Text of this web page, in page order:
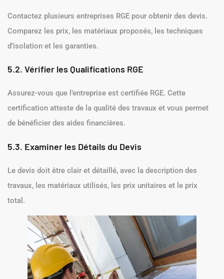
Contactez plusieurs entreprises RGE pour obtenir des devis.
Comparez les prix, les matériaux proposés, les techniques
d’isolation et les garanties.
5.2. Vérifier les Qualifications RGE
Assurez-vous que l’entreprise est certifiée RGE. Cette
certification atteste de la qualité des travaux et vous permet
de bénéficier des aides financières.
5.3. Examiner les Détails du Devis
Le devis doit être clair et détaillé, avec la description des
travaux, les matériaux utilisés, les prix unitaires et le prix
total.